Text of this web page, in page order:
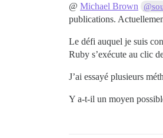
@ Michael Brown
publications.
Le défi auquel je suis
Ruby s’exécute au clic
J’ai essayé plusieurs
Y a-t-il un moyen